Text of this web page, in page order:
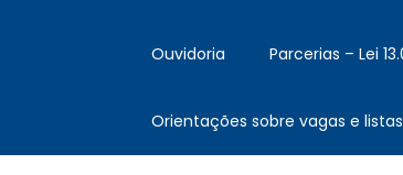
Ouvidoria Parcerias – Lei
Orientações sobre vagas e